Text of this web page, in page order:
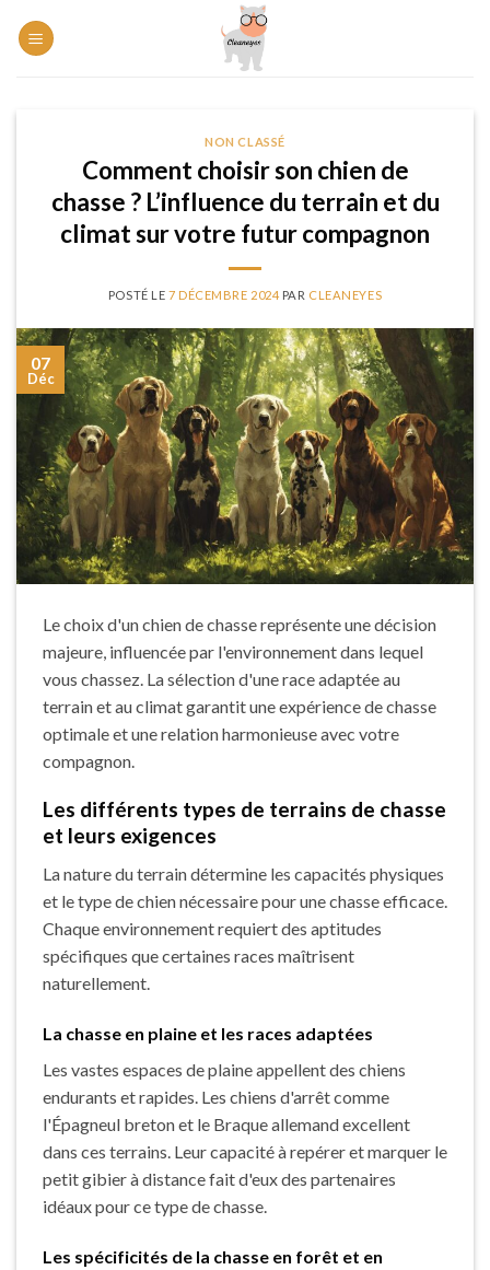
NON CLASSÉ
Comment choisir son chien de
chasse ? L’influence du terrain et du
climat sur votre futur compagnon
POSTÉ LE 7 DÉCEMBRE 2024 PAR CLEANEYES
07
Déc
Le choix d'un chien de chasse représente une décision
majeure, influencée par l'environnement dans lequel
vous chassez. La sélection d'une race adaptée au
terrain et au climat garantit une expérience de chasse
optimale et une relation harmonieuse avec votre
compagnon.
Les différents types de terrains de chasse
et leurs exigences
La nature du terrain détermine les capacités physiques
et le type de chien nécessaire pour une chasse efficace.
Chaque environnement requiert des aptitudes
spécifiques que certaines races maîtrisent
naturellement.
La chasse en plaine et les races adaptées
Les vastes espaces de plaine appellent des chiens
endurants et rapides. Les chiens d'arrêt comme
l'Épagneul breton et le Braque allemand excellent
dans ces terrains. Leur capacité à repérer et marquer le
petit gibier à distance fait d'eux des partenaires
idéaux pour ce type de chasse.
Les spécificités de la chasse en forêt et en